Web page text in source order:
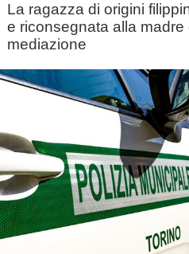
La ragazza di origini
e riconsegnata alla
mediazione